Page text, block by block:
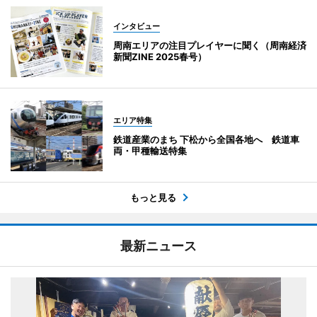
インタビュー
周南エリアの注目プレイヤーに聞く（周南経済
新聞ZINE 2025春号）
エリア特集
鉄道産業のまち 下松から全国各地へ 鉄道車
両・甲種輸送特集
もっと見る
最新ニュース